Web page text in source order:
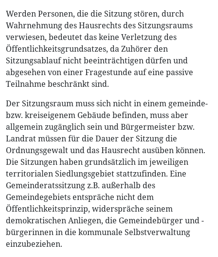
Werden Personen, die die Sitzung stören, durch
Wahrnehmung des Hausrechts des Sitzungsraums
verwiesen, bedeutet das keine Verletzung des
Öffentlichkeitsgrundsatzes, da Zuhörer den
Sitzungsablauf nicht beeinträchtigen dürfen und
abgesehen von einer Fragestunde auf eine passive
Teilnahme beschränkt sind.
Der Sitzungsraum muss sich nicht in einem gemeinde-
bzw. kreiseigenem Gebäude befinden, muss aber
allgemein zugänglich sein und Bürgermeister bzw.
Landrat müssen für die Dauer der Sitzung die
Ordnungsgewalt und das Hausrecht ausüben können.
Die Sitzungen haben grundsätzlich im jeweiligen
territorialen Siedlungsgebiet stattzufinden. Eine
Gemeinderatssitzung z.B. außerhalb des
Gemeindegebiets entspräche nicht dem
Öffentlichkeitsprinzip, widerspräche seinem
demokratischen Anliegen, die Gemeindebürger und -
bürgerinnen in die kommunale Selbstverwaltung
einzubeziehen.